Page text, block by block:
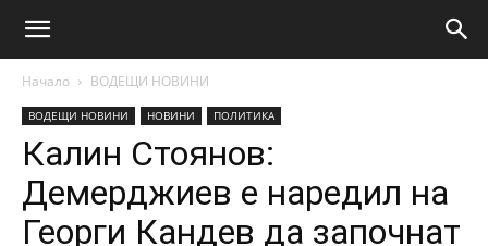
Начало ВОДЕЩИ НОВИНИ
ВОДЕЩИ НОВИНИ НОВИНИ ПОЛИТИКА
Калин Стоянов:
Демерджиев е наредил на
Георги Кандев да започнат